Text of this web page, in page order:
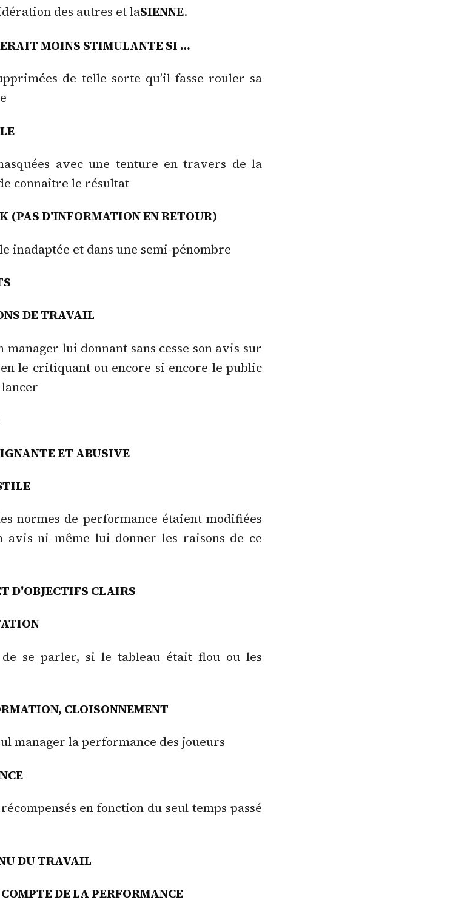
des autres et laSIENNE.
MOINS STIMULANTE SI …
de telle sorte qu’il fasse rouler sa
avec une tenture en travers de la
connaître le résultat
(PAS D'INFORMATION EN RETOUR)
inadaptée et dans une semi-pénombre
DE TRAVAIL
lui donnant sans cesse son avis sur
le critiquant ou encore si encore le public
ET ABUSIVE
normes de performance étaient modifiées
avis ni même lui donner les raisons de ce
D'OBJECTIFS CLAIRS
se parler, si le tableau était flou ou les
CLOISONNEMENT
manager la performance des joueurs
en fonction du seul temps passé
DU TRAVAIL
DE LA PERFORMANCE